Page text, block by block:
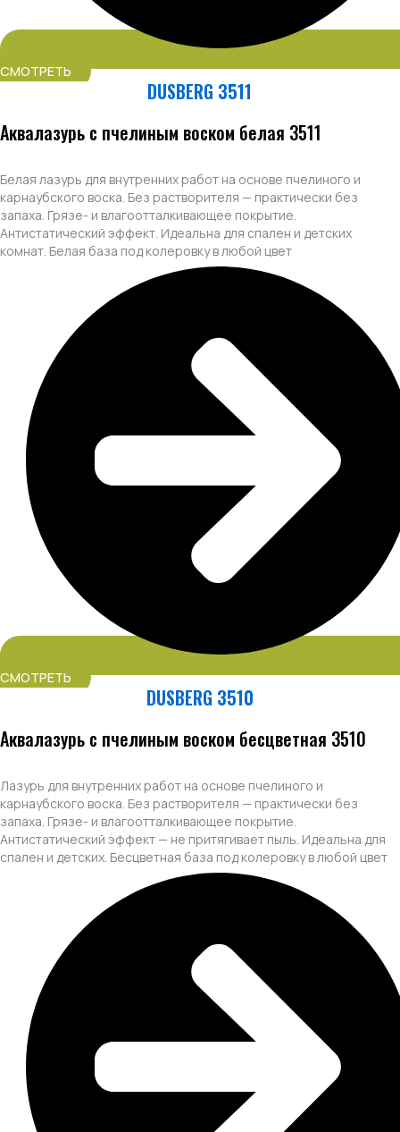
СМОТРЕТЬ
DUSBERG 3511
Аквалазурь с пчелиным воском белая 3511
Белая лазурь для внутренних работ на основе пчелиного и
карнаубского воска. Без растворителя — практически без
запаха. Грязе- и влагоотталкивающее покрытие.
Антистатический эффект. Идеальна для спален и детских
комнат. Белая база под колеровку в любой цвет
СМОТРЕТЬ
DUSBERG 3510
Аквалазурь с пчелиным воском бесцветная 3510
Лазурь для внутренних работ на основе пчелиного и
карнаубского воска. Без растворителя — практически без
запаха. Грязе- и влагоотталкивающее покрытие.
Антистатический эффект — не притягивает пыль. Идеальна для
спален и детских. Бесцветная база под колеровку в любой цвет